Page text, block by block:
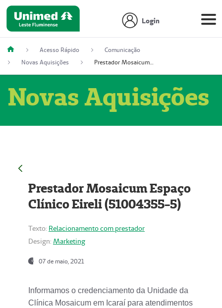
Login
Acesso Rápido
Comunicação
Novas Aquisições
Prestador Mosaicum Espaço Clínico Eireli (51004355-5)
Novas Aquisições
Prestador Mosaicum Espaço
Clínico Eireli (51004355-5)
Texto: Relacionamento com prestador
Design: Marketing
07 de maio, 2021
Informamos o credenciamento da Unidade da
Clínica Mosaicum em Icaraí para atendimentos